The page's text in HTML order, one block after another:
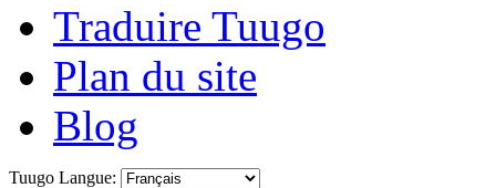
Traduire Tuugo
Plan du site
Blog
Tuugo Langue: